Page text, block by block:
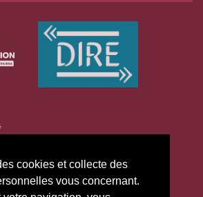
cookies et collecte des
vous concernant.